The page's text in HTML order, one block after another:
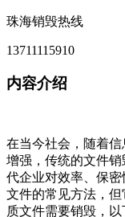
珠海销毁热线
13711115910
内容介绍
在当今社会，随着
增强，传统的文件
代企业对效率、保
文件的常见方法，
质文件需要销毁，以